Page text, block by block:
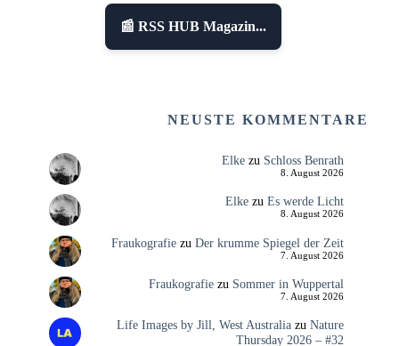
📰 RSS HUB Magazin...
NEUSTE KOMMENTARE
Elkezu Schloss Benrath
8. August 2026
Elkezu Es werde Licht
8. August 2026
Fraukografiezu Der krumme Spiegel der Zeit
7. August 2026
Fraukografiezu Sommer in Wuppertal
7. August 2026
Life Images by Jill, West Australiazu Nature
Thursday 2026 – #32